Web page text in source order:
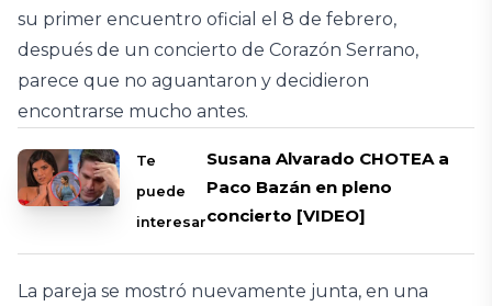
su primer encuentro oficial el 8 de febrero,
después de un concierto de Corazón Serrano,
parece que no aguantaron y decidieron
encontrarse mucho antes.
Te
puede
interesar
Susana Alvarado CHOTEA a
Paco Bazán en pleno
concierto [VIDEO]
La pareja se mostró nuevamente junta, en una